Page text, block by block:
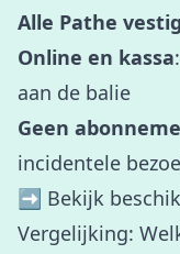
Alle Pathe
Online en kassa
aan de balie
Geen
incidentele
➡️ Bekijk
Vergelijking: